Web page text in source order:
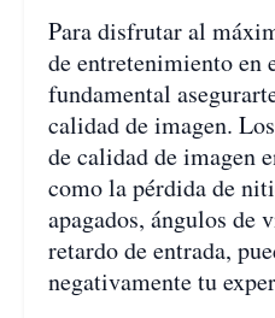
Para disfrutar al
de entretenimiento en
fundamental
calidad de imagen.
de calidad de imagen
como la pérdida de
apagados, ángulos
retardo de entrada,
negativamente tu